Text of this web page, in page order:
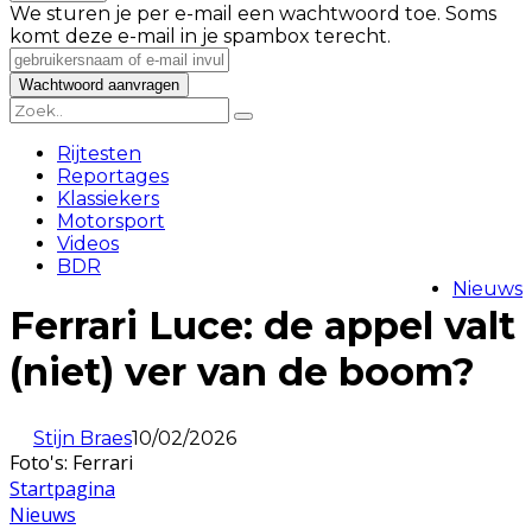
We sturen je per e-mail een wachtwoord toe. Soms
komt deze e-mail in je spambox terecht.
Rijtesten
Reportages
Klassiekers
Motorsport
Videos
BDR
Nieuws
Ferrari Luce: de appel valt
(niet) ver van de boom?
Stijn Braes10/02/2026
Foto's: Ferrari
Startpagina
Nieuws